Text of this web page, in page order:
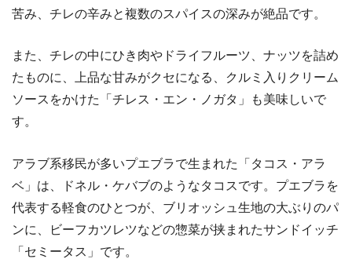
苦み、チレの辛みと複数のスパイスの深みが絶品です。
また、チレの中にひき肉やドライフルーツ、ナッツを詰め
たものに、上品な甘みがクセになる、クルミ入りクリーム
ソースをかけた「チレス・エン・ノガタ」も美味しいで
す。
アラブ系移民が多いプエブラで生まれた「タコス・アラ
ベ」は、ドネル・ケバブのようなタコスです。プエブラを
代表する軽食のひとつが、ブリオッシュ生地の大ぶりのパ
ンに、ビーフカツレツなどの惣菜が挟まれたサンドイッチ
「セミータス」です。